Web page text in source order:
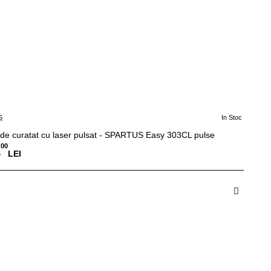
In Stoc
curatat cu laser pulsat - SPARTUS Easy 303CL pulse
00
LEI